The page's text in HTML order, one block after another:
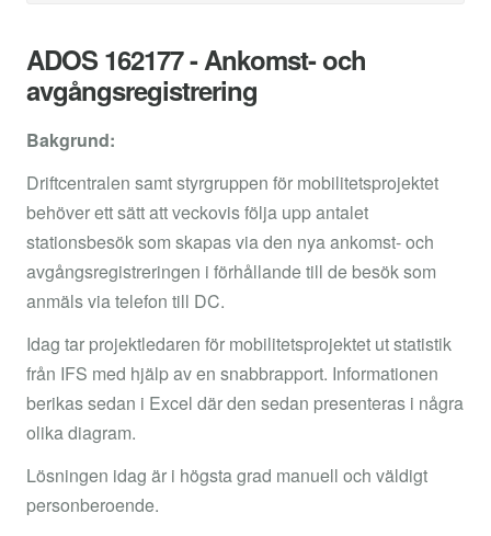
ADOS 162177 - Ankomst- och
avgångsregistrering
Bakgrund:
Driftcentralen samt styrgruppen för mobilitetsprojektet
behöver ett sätt att veckovis följa upp antalet
stationsbesök som skapas via den nya ankomst- och
avgångsregistreringen i förhållande till de besök som
anmäls via telefon till DC.
Idag tar projektledaren för mobilitetsprojektet ut statistik
från IFS med hjälp av en snabbrapport. Informationen
berikas sedan i Excel där den sedan presenteras i några
olika diagram.
Lösningen idag är i högsta grad manuell och väldigt
personberoende.